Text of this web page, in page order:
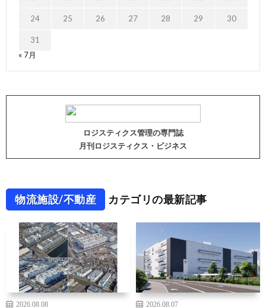
24 25 26 27 28 29 30
31
« 7月
ロジスティクス管理の専門誌
月刊ロジスティクス・ビジネス
物流施設/不動産 カテゴリの最新記事
2026.08.08
2026.08.07